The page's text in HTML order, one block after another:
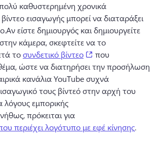
καθυστερημένη χρονικά
εισαγωγής μπορεί να διαταράξει
Αν είστε δημιουργός και δημιουργείτε
κάμερα, σκεφτείτε να το
το συνδετικό βίντεο (opens in a new
που
ώστε να διατηρήσει την προσήλωση
κανάλια YouTube συχνά
τους βίντεό στην αρχή του
λόγους εμπορικής
πρόκειται για
περιέχει λογότυπο με εφέ κίνησης.